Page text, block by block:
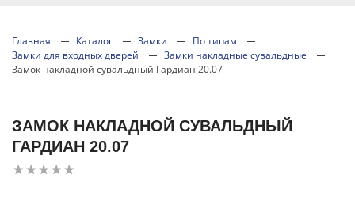
Главная Каталог Замки
По типам
Замки для входных дверей
Замки накладные сувальдные
Замок накладной сувальдный Гардиан 20.07
ЗАМОК НАКЛАДНОЙ СУВАЛЬДНЫЙ
ГАРДИАН 20.07